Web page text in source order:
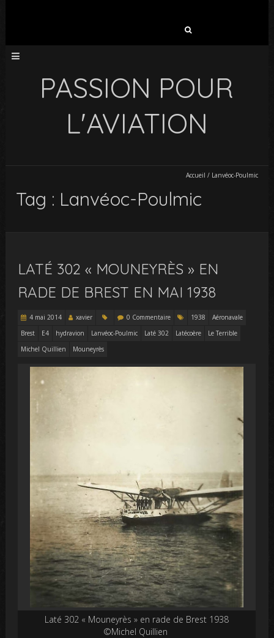
PASSION POUR
L'AVIATION
Accueil / Lanvéoc-Poulmic
Tag : Lanvéoc-Poulmic
LATÉ 302 « MOUNEYRÈS » EN
RADE DE BREST EN MAI 1938
4 mai 2014 xavier 0 Commentaire 1938
Aéronavale
Brest
E4 hydravion Lanvéoc-Poulmic Laté 302 Latécoère
Le Terrible
Michel Quillien
Mouneyrès
Laté 302 « Mouneyrès » en rade de Brest 1938
©Michel Quillien